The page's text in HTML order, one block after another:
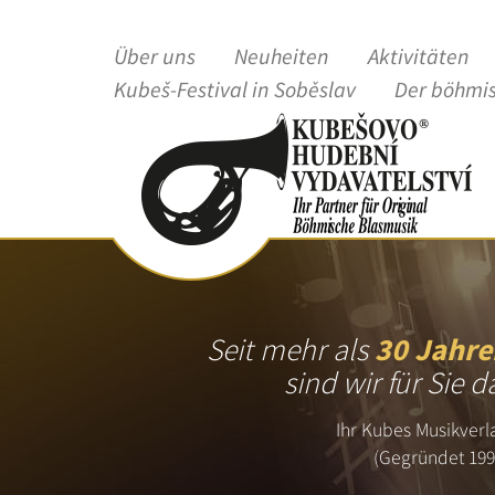
Über uns Neuheiten
Aktivitäten
Kubeš-Festival in Soběslav
Der
Seit mehr als30
sind wir für Sie
Ihr Kubes
(Gegründet